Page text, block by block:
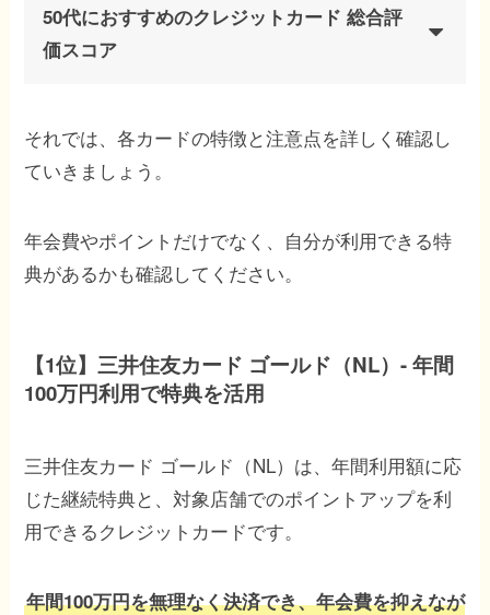
50代におすすめのクレジットカード 総合評
価スコア
それでは、各カードの特徴と注意点を詳しく確認し
ていきましょう。
年会費やポイントだけでなく、自分が利用できる特
典があるかも確認してください。
【1位】三井住友カード ゴールド（NL）- 年間
100万円利用で特典を活用
三井住友カード ゴールド（NL）は、年間利用額に応
じた継続特典と、対象店舗でのポイントアップを利
用できるクレジットカードです。
年間100万円を無理なく決済でき、年会費を抑えなが